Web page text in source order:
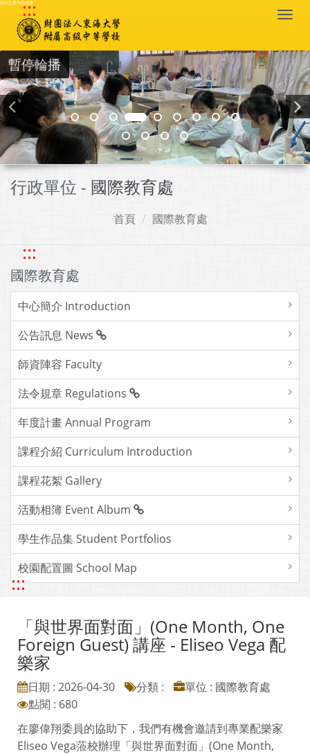
跳到主要內容區塊
:::
暫停輪播
行政單位 - 國際教育處
首頁 國際教育處
:::
國際教育處
中心簡介 Introduction
公告訊息 News
師資陣容 Faculty
法令規章 Regulations
年度計畫 Annual Program
課程介紹 Curriculum Introduction
課程花絮 Gallery
活動相簿 Event Album
學生作品集 Student Portfolios
校園配置圖 School Map
:::
「與世界面對面」(One Month, One
Foreign Guest) 講座 - Eliseo Vega 配
樂家
日期 : 2026-04-30 分類 :
單位 : 國際教育處
點閱 : 680
在廖偉翔委員的協助下，我們有機會邀請到專業配樂家
Eliseo Vega蒞校辦理「與世界面對面」(One Month,